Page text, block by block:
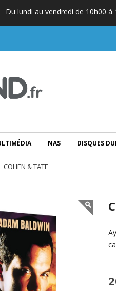
Du lundi au vendredi de 10h00 à
NAS DISQUES
COHEN & TATE